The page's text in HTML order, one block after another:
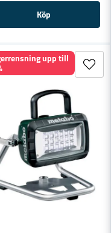
Köp
upp till